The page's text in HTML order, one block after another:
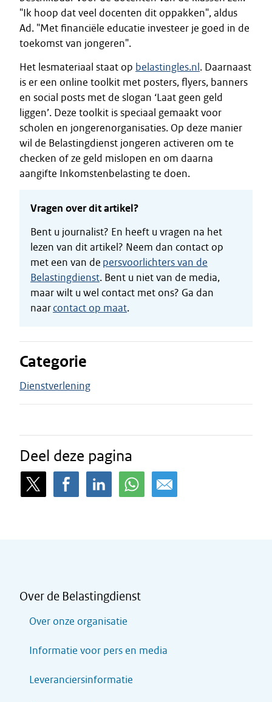
"Ik hoop dat veel docenten dit oppakken", aldus
Ad. "Met financiële educatie investeer je goed in de
toekomst van jongeren".
Het lesmateriaal staat op belastingles.nl . Daarnaast
is er een online toolkit met posters, flyers, banners
en social posts met de slogan ‘Laat geen geld
liggen’. Deze toolkit is speciaal gemaakt voor
scholen en jongerenorganisaties. Op deze manier
wil de Belastingdienst jongeren activeren om te
checken of ze geld mislopen en om daarna
aangifte Inkomstenbelasting te doen.
Vragen over dit artikel?
Bent u journalist? En heeft u vragen na het
lezen van dit artikel? Neem dan contact op
met een van de persvoorlichters van de
Belastingdienst. Bent u niet van de media,
maar wilt u wel contact met ons? Ga dan
naarcontact op maat.
Categorie
Dienstverlening
Deel deze pagina
Over de Belastingdienst
Over onze organisatie
Informatie voor pers en media
Leveranciersinformatie